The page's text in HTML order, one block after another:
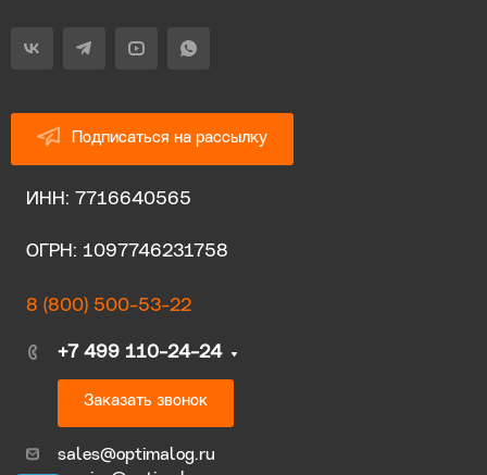
Подписаться на рассылку
ИНН: 7716640565
ОГРН: 1097746231758
8 (800) 500-53-22
+7 499 110-24-24
Заказать звонок
sales@optimalog.ru